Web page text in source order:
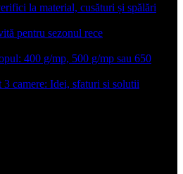
la material, cusături și spălări
pentru sezonul rece
400 g/mp, 500 g/mp sau 650
3 camere: Idei, sfaturi si solutii